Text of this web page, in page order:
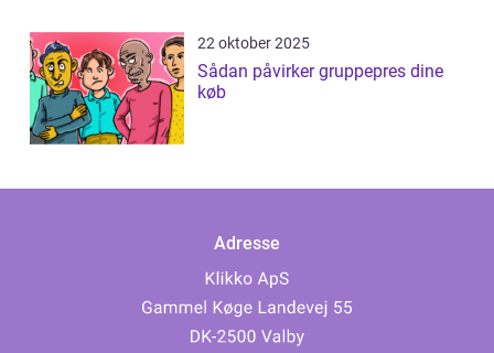
22 oktober 2025
Sådan påvirker gruppepres dine
køb
Adresse